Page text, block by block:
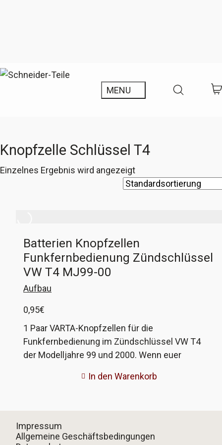
Knopfzelle Schlüssel T4
Einzelnes Ergebnis wird angezeigt
Batterien Knopfzellen
Funkfernbedienung Zündschlüssel
VW T4 MJ99-00
Aufbau
0,95€
1 Paar VARTA-Knopfzellen für die
Funkfernbedienung im Zündschlüssel VW T4
der Modelljahre 99 und 2000. Wenn euer
so aussieht wie auf den Bilder, dann braucht ihr
reagiert. Briefversand möglich, klickt an der
Kasse 'Abholung' und 'Überweisung' an und
In den Warenkorb
Impressum
Allgemeine Geschäftsbedingungen